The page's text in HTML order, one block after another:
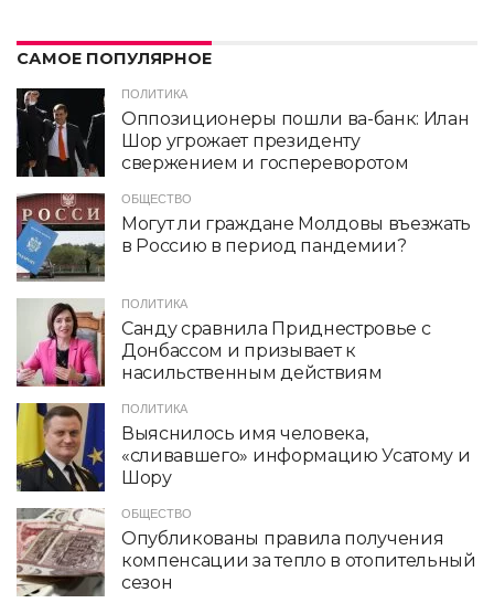
САМОЕ ПОПУЛЯРНОЕ
ПОЛИТИКА
Оппозиционеры пошли ва-банк: Илан
Шор угрожает президенту
свержением и госпереворотом
ОБЩЕСТВО
Могут ли граждане Молдовы въезжать
в Россию в период пандемии?
ПОЛИТИКА
Санду сравнила Приднестровье с
Донбассом и призывает к
насильственным действиям
ПОЛИТИКА
Выяснилось имя человека,
«сливавшего» информацию Усатому и
Шору
ОБЩЕСТВО
Опубликованы правила получения
компенсации за тепло в отопительный
сезон